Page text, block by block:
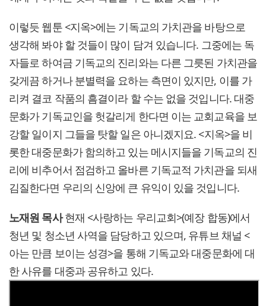
이렇듯 웹툰 <지옥>에는 기독교의 가치관을 바탕으로
생각해 봐야 할 것들이 많이 담겨 있습니다. 그중에는 독
자들로 하여금 기독교의 진리와는 다른 그릇된 가치관을
갖게끔 하거나 분별력을 요하는 측면이 있지만, 이를 가
리켜 결코 작품의 흠결이라 할 수는 없을 것입니다. 대중
문화가 기독교인을 헛갈리게 한다면 이는 교회교육을 보
강할 일이지 그들을 탓할 일은 아니겠지요. <지옥>을 비
롯한 대중문화가 함의하고 있는 메시지들을 기독교의 진
리에 비추어서 점검하고 올바른 기독교적 가치관을 되새
김질한다면 우리의 신앙에 큰 유익이 있을 것입니다.
노재원 목사현재 <사랑하는 우리교회>(예장 합동)에서
청년 및 청소년 사역을 담당하고 있으며, 유튜브 채널 <
아는 만큼 보이는 성경>을 통해 기독교와 대중문화에 대
한 사유를 대중과 공유하고 있다.